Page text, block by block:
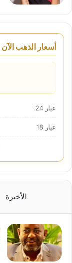
أسعار الذهب الآن
عيار 24
عيار 18
الأخيرة